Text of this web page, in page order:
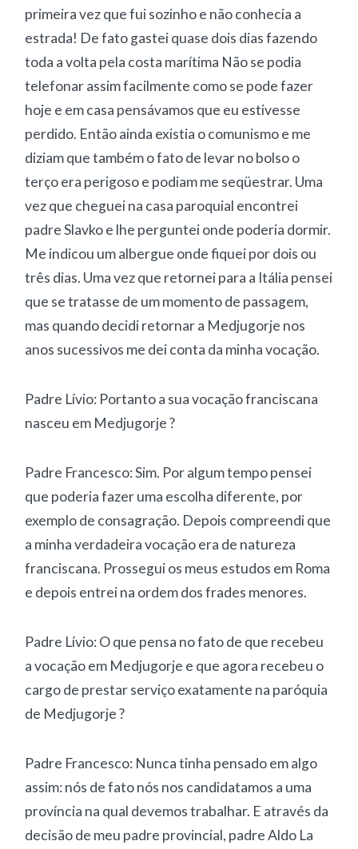
primeira vez que fui sozinho e não conhecia a
estrada! De fato gastei quase dois dias fazendo
toda a volta pela costa marítima Não se podia
telefonar assim facilmente como se pode fazer
hoje e em casa pensávamos que eu estivesse
perdido. Então ainda existia o comunismo e me
diziam que também o fato de levar no bolso o
terço era perigoso e podiam me seqüestrar. Uma
vez que cheguei na casa paroquial encontrei
padre Slavko e lhe perguntei onde poderia dormir.
Me indicou um albergue onde fiquei por dois ou
três dias. Uma vez que retornei para a Itália pensei
que se tratasse de um momento de passagem,
mas quando decidi retornar a Medjugorje nos
anos sucessivos me dei conta da minha vocação.
Padre Lívio: Portanto a sua vocação franciscana
nasceu em Medjugorje ?
Padre Francesco: Sim. Por algum tempo pensei
que poderia fazer uma escolha diferente, por
exemplo de consagração. Depois compreendi que
a minha verdadeira vocação era de natureza
franciscana. Prossegui os meus estudos em Roma
e depois entrei na ordem dos frades menores.
Padre Lívio: O que pensa no fato de que recebeu
a vocação em Medjugorje e que agora recebeu o
cargo de prestar serviço exatamente na paróquia
de Medjugorje ?
Padre Francesco: Nunca tinha pensado em algo
assim: nós de fato nós nos candidatamos a uma
província na qual devemos trabalhar. E através da
decisão de meu padre provincial, padre Aldo La